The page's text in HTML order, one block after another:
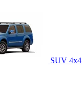
SUV 4x4